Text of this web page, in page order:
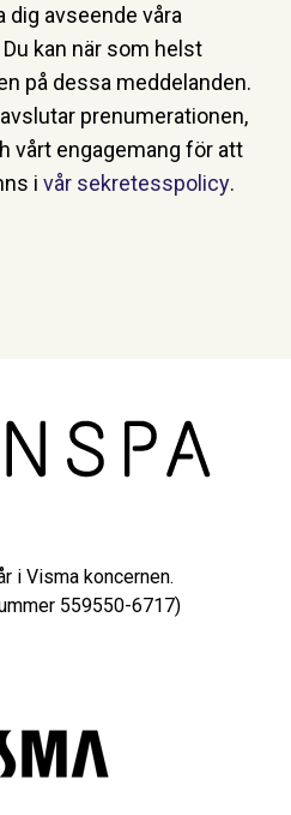
dig avseende våra
kan när som helst
på dessa meddelanden.
prenumerationen,
vårt engagemang för att
i vår sekretesspolicy.
i Visma koncernen.
559550-6717)